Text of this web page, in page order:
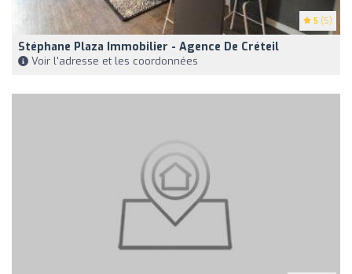
5 (5)
Stéphane Plaza Immobilier - Agence De Créteil
Voir l'adresse et les coordonnées